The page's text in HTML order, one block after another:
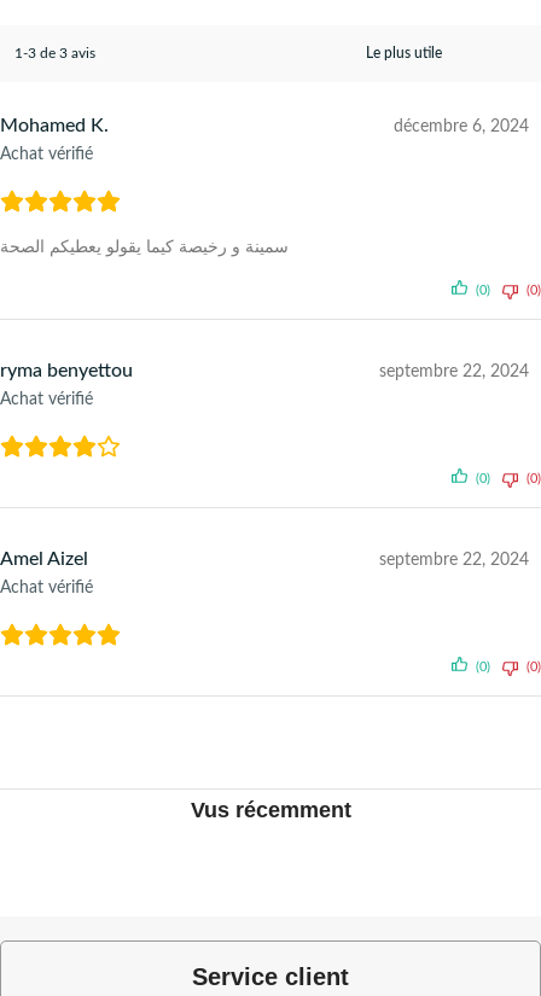
1-3 de 3 avis
Mohamed K.
Achat vérifié
décembre 6, 2024
سمينة و رخيصة كيما يقولو يعطيكم الصحة
(0) (0)
ryma benyettou
Achat vérifié
septembre 22, 2024
(0) (0)
Amel Aizel
Achat vérifié
septembre 22, 2024
(0) (0)
Vus récemment
Service client